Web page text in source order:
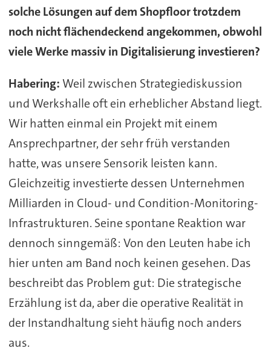
solche Lösungen auf dem Shopfloor trotzdem
noch nicht flächendeckend angekommen, obwohl
viele Werke massiv in Digitalisierung investieren?
Habering:Weil zwischen Strategiediskussion
und Werkshalle oft ein erheblicher Abstand liegt.
Wir hatten einmal ein Projekt mit einem
Ansprechpartner, der sehr früh verstanden
hatte, was unsere Sensorik leisten kann.
Gleichzeitig investierte dessen Unternehmen
Milliarden in Cloud- und Condition-Monitoring-
Infrastrukturen. Seine spontane Reaktion war
dennoch sinngemäß: Von den Leuten habe ich
hier unten am Band noch keinen gesehen. Das
beschreibt das Problem gut: Die strategische
Erzählung ist da, aber die operative Realität in
der Instandhaltung sieht häufig noch anders
aus.